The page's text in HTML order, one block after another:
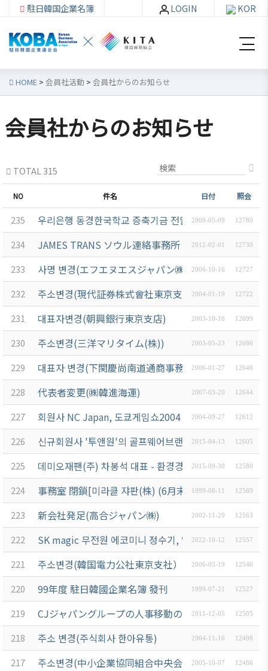
韓
介
ご挨
拶
設立
目的/
沿革
主要
事業
定款
組織
図
アクセ
ス
韓国
貿易
協会
東京
支部
ウェ
ブアク
セシ
ビリ
ティ方
針
会員
検索
韓企連
会員加
入
会員権
利·義務
·特典
会員社
検索/リ
スト
会員社
総覧
法律相
談
FAQ
お問い
合わせ
会
社
動
分科委
員会
クラブ
（同好
会）
会員社
動靜
会員社
からの
せ
会員社
インタ
ビュ
ー/寄
稿
資
室
お知ら
せ・イ
ベント
貿易通
商情報
セミナ
ー
イベン
ト写真
韓企連
ニュー
スレタ
ー
日本生
活・便
利情報
関連機
関
サイト
マップ
駐日韓国企業名簿 KOR
LOGIN
HOME > 会員社活動 > 会員社からのお知らせ
会員社からのお知らせ
TOTAL 315
NO 件名 日付 照会
235 우리은행 동경한국학교 증축기금 전달(5/10)
2008-05-09 12780
234 JAMES TRANS ソウル連絡事務所 開所2012-02-01 12730
233 사명 변경(エフエヌエスジャパン㈱) 2006-10-16 12727
232 주소변경(現代証券株式會社東京支店)2004-01-19 12722
231 대표자변경(朝興銀行東京支店) 2003-10-16 12699
230 주소변경(三洋マリタイム(株)) 2003-05-23 12686
229 대표자 변경(下関慶尚南道通商事務所)2006-01-27 12646
228 代表者変更(㈱韓進海運) 2007-03-20 12644
227 회원사 NC Japan, 도쿄게임쇼2004 출전2004-09-27 12612
226 신규회원사 '투앤원'의 골프웨어브랜드 'M•U SPORTS
2015-04-13 12605
225 데미오재팬(주) 차봉석 대표 - 환경경제인상 수상
2015-09-30 12580
224 事務室 閉鎖[미라클 쟈판(株) (6月末)]1999-08-11 12569
223 新会社発足(高合ジャパン㈱) 2002-11-29 12563
222 SK magic 무전원 에코미니 정수기, 일본 Green
2022-10-12 12557
221 주소변경(韓国電力公社東京支社） 2006-05-19 12546
220 99年度 駐日韓國企業名簿 發刊 1999-07-21 12527
219 CJジャパングループの人事移動の案内2011-12-05 12505
218 주소 변경(주식회사 한아유통) 2004-11-16 12498
217 주소변경(中小企業協同組合中央会東京事務所）
2005-10-07 12486